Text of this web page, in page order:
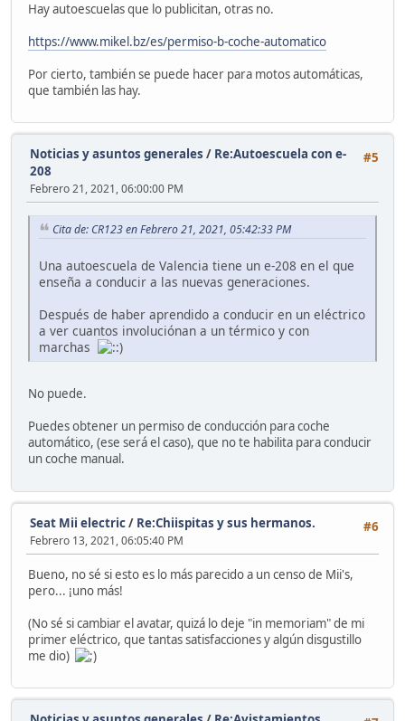
Hay autoescuelas que lo publicitan, otras no.
https://www.mikel.bz/es/permiso-b-coche-automatico
Por cierto, también se puede hacer para motos automáticas,
que también las hay.
#5
Noticias y asuntos generales / Re:Autoescuela con e-
208
Febrero 21, 2021, 06:00:00 PM
Cita de: CR123 en Febrero 21, 2021, 05:42:33 PM
Una autoescuela de Valencia tiene un e-208 en el que
enseña a conducir a las nuevas generaciones.
Después de haber aprendido a conducir en un eléctrico
a ver cuantos involuciónan a un térmico y con
marchas
No puede.
Puedes obtener un permiso de conducción para coche
automático, (ese será el caso), que no te habilita para conducir
un coche manual.
#6
Seat Mii electric/ Re:Chiispitas y sus hermanos.
Febrero 13, 2021, 06:05:40 PM
Bueno, no sé si esto es lo más parecido a un censo de Mii's,
pero... ¡uno más!
(No sé si cambiar el avatar, quizá lo deje "in memoriam" de mi
primer eléctrico, que tantas satisfacciones y algún disgustillo
me dio)